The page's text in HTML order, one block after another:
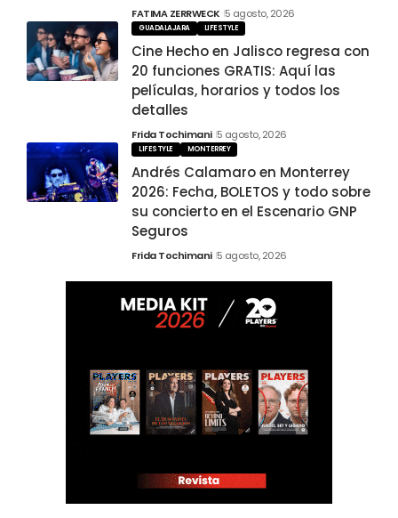
FATIMA ZERRWECK 5 agosto, 2026
GUADALAJARA LIFESTYLE
Cine Hecho en Jalisco regresa con
20 funciones GRATIS: Aquí las
películas, horarios y todos los
detalles
Frida Tochimani 5 agosto, 2026
LIFESTYLE MONTERREY
Andrés Calamaro en Monterrey
2026: Fecha, BOLETOS y todo sobre
su concierto en el Escenario GNP
Seguros
Frida Tochimani 5 agosto, 2026